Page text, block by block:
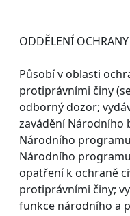
ODDĚLENÍ
Působí v oblasti
protiprávními činy
odborný dozor;
zavádění Národního
Národního
Národního
opatření k ochraně
protiprávními činy;
funkce národního a